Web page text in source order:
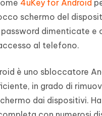
4uKey for Android
schermo del
dimenticate e
al telefono.
è uno sbloccatore
in grado di
dai dispositivi. Ha